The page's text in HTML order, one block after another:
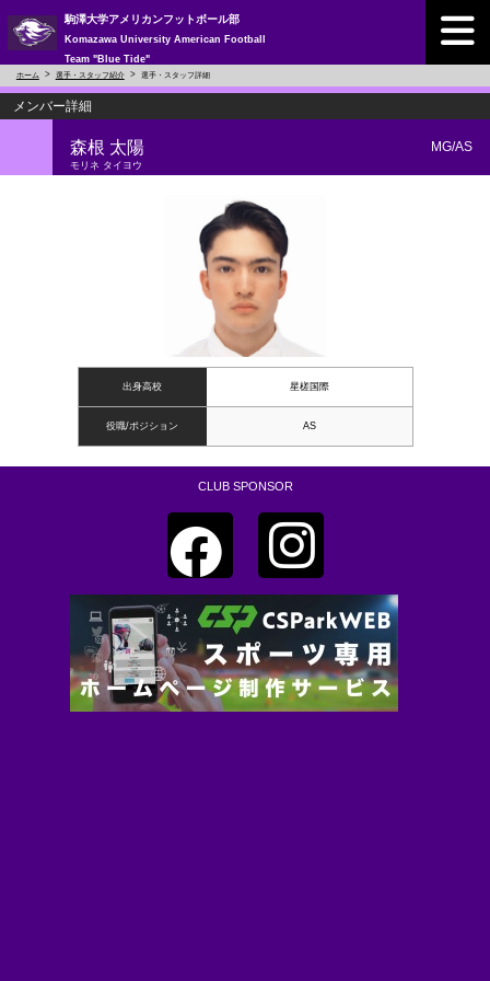
駒澤大学アメリカンフットボール部
Komazawa University American Football
Team "Blue Tide"
ホーム 選手・スタッフ紹介 選手・スタッフ詳細
メンバー詳細
森根 太陽
モリネ タイヨウ
MG/AS
出身高校 星槎国際
役職/ポジション AS
CLUB SPONSOR